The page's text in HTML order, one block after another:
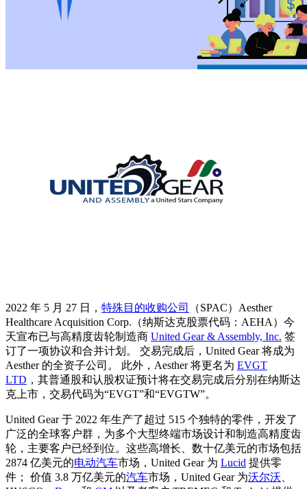
2022 年 5 月 27 日， 特殊目的收购公司
（SPAC）Aesther
Healthcare Acquisition Corp.（纳斯达克股票代码：AEHA）今
天宣布已与高精度齿轮制造商 United Gear & Assembly, Inc. 签
订了一项协议和合并计划。 交易完成后，United Gear 将成为
Aesther 的全资子公司。 此外，Aesther 将更名为 EVGT
LTD ，其普通股和认股权证预计将在交易完成后分别在纳斯达
克上市，交易代码为“EVGT”和“EVGTW”。
United Gear 于 2022 年生产了超过 515 个独特的零件，开发了
广泛的全球客户群，为多个大型终端市场设计和制造高精度齿
轮，主要客户已经到位。这些高增长、数十亿美元的市场包括
2874 亿美元的电动汽车市场，United Gear 为 Lucid 提供零
件； 价值 3.8 万亿美元的汽车市场，United Gear 为沃尔沃